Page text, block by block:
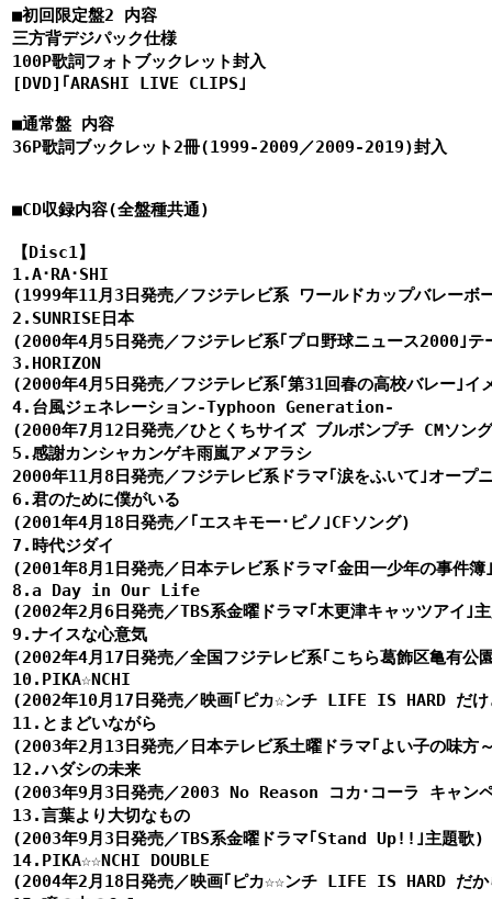
■初回限定盤2 内容
三方背デジパック仕様
100P歌詞フォトブックレット封入
[DVD]｢ARASHI LIVE CLIPS｣
■通常盤 内容
36P歌詞ブックレット2冊(1999-2009／2009-2019)封入
■CD収録内容(全盤種共通)
【Disc1】
1.A･RA･SHI
(1999年11月3日発売／フジテレビ系 ワールドカップバレーボ
2.SUNRISE日本
(2000年4月5日発売／フジテレビ系｢プロ野球ニュース2000｣テ
3.HORIZON
(2000年4月5日発売／フジテレビ系｢第31回春の高校バレー｣イ
4.台風ジェネレーション-Typhoon Generation-
(2000年7月12日発売／ひとくちサイズ ブルボンプチ CMソン
5.感謝カンシャカンゲキ雨嵐アメアラシ
2000年11月8日発売／フジテレビ系ドラマ｢涙をふいて｣オープ
6.君のために僕がいる
(2001年4月18日発売／｢エスキモー･ピノ｣CFソング)
7.時代ジダイ
(2001年8月1日発売／日本テレビ系ドラマ｢金田一少年の事件
8.a Day in Our Life
(2002年2月6日発売／TBS系金曜ドラマ｢木更津キャッツアイ｣
9.ナイスな心意気
(2002年4月17日発売／全国フジテレビ系｢こちら葛飾区亀有公
10.PIKA☆NCHI
(2002年10月17日発売／映画｢ピカ☆ンチ LIFE IS HARD だけ
11.とまどいながら
(2003年2月13日発売／日本テレビ系土曜ドラマ｢よい子の味方
12.ハダシの未来
(2003年9月3日発売／2003 No Reason コカ･コーラ キャン
13.言葉より大切なもの
(2003年9月3日発売／TBS系金曜ドラマ｢Stand Up!!｣主題歌)
14.PIKA☆☆NCHI DOUBLE
(2004年2月18日発売／映画｢ピカ☆☆ンチ LIFE IS HARD だか